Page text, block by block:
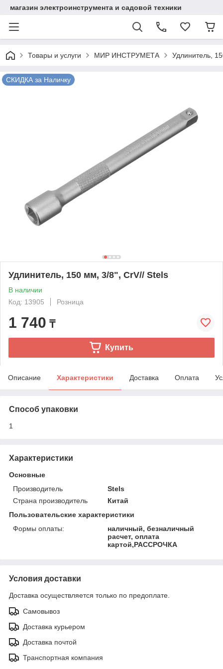
магазин электроинструмента и садовой техники
Товары и услуги МИР ИНСТРУМЕТА Удлинитель,
СКИДКА за Наличку
Удлинитель, 150 мм, 3/8", CrV// Stels
В наличии
Код: 13905
Розница
1 740 ₸
Купить
Описание Характеристики Доставка Оплата
Способ упаковки
1
Характеристики
Основные
Производитель
Stels
Страна производитель
Китай
Пользовательские характеристики
Формы оплаты:
наличный, безналичный
расчет, оплата
картой,РАССРОЧКА
Условия доставки
Доставка осуществляется только по предоплате.
Самовывоз
Доставка курьером
Доставка почтой
Транспортная компания